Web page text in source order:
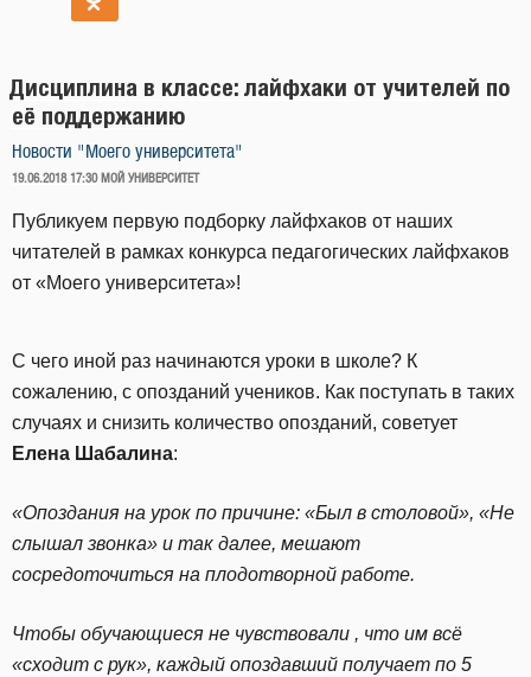
Дисциплина в классе: лайфхаки от учителей по
её поддержанию
Новости "Моего университета"
ОПУБЛИКОВАНО
19.06.2018 17:30 МОЙ УНИВЕРСИТЕТ
Публикуем первую подборку лайфхаков от наших
читателей в рамках конкурса педагогических лайфхаков
от «Моего университета»!
С чего иной раз начинаются уроки в школе? К
сожалению, с опозданий учеников. Как поступать в таких
случаях и снизить количество опозданий, советует
Елена Шабалина:
«Опоздания на урок по причине: «Был в столовой», «Не
слышал звонка» и так далее, мешают
сосредоточиться на плодотворной работе.
Чтобы обучающиеся не чувствовали , что им всё
«сходит с рук», каждый опоздавший получает по 5